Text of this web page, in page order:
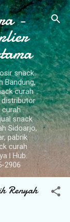
-
snack
Bandung,
curah
distributor
curah
snack
Sidoarjo,
pabrik
curah
l Hub.
2906
Renyah